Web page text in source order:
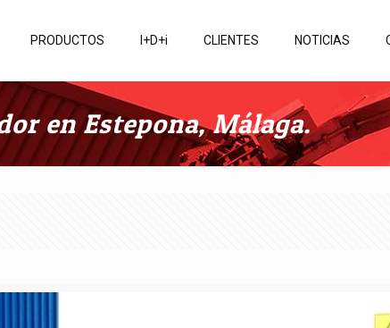
PRODUCTOS I+D+i CLIENTES NOTICIAS
en Estepona, Málaga.